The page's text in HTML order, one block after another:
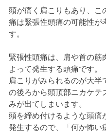
頭が痛く肩こりもあり、こ
痛は緊張性頭痛の可能性が
す。
緊張性頭痛は、肩や首の筋
よって発生する頭痛です。
肩こりがみられるのが大半
の後ろから頭頂部ニカケテ
みが出てしまいます。
頭を締め付けるような頭痛
発生するので、「何か怖い